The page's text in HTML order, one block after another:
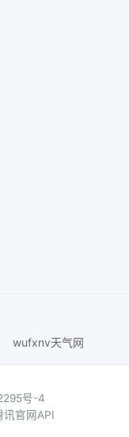
wufxnv天气网
号-4
官网API